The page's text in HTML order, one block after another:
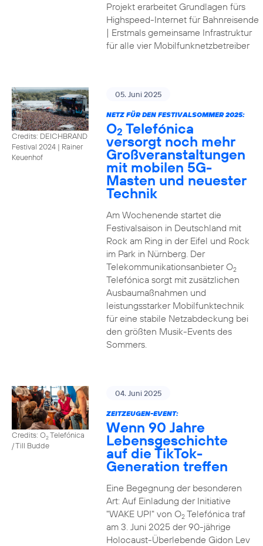
Projekt erarbeitet Grundlagen fürs
Highspeed-Internet für Bahnreisende
| Erstmals gemeinsame Infrastruktur
für alle vier Mobilfunknetzbetreiber
Credits: DEICHBRAND
Festival 2024 | Rainer
Keuenhof
05. Juni 2025
NETZ FÜR DEN FESTIVALSOMMER 2025:
O2 Telefónica
versorgt noch mehr
Großveranstaltungen
mit mobilen 5G-
Masten und neuester
Technik
Am Wochenende startet die
Festivalsaison in Deutschland mit
Rock am Ring in der Eifel und Rock
im Park in Nürnberg. Der
Telekommunikationsanbieter O2
Telefónica sorgt mit zusätzlichen
Ausbaumaßnahmen und
leistungsstarker Mobilfunktechnik
für eine stabile Netzabdeckung bei
den größten Musik-Events des
Sommers.
Credits: O2Telefónica
/ Till Budde
04. Juni 2025
ZEITZEUGEN-EVENT:
Wenn 90 Jahre
Lebensgeschichte
auf die TikTok-
Generation treffen
Eine Begegnung der besonderen
Art: Auf Einladung der Initiative
"WAKE UP!" von O2Telefónica traf
am 3. Juni 2025 der 90-jährige
Holocaust-Überlebende Gidon Lev